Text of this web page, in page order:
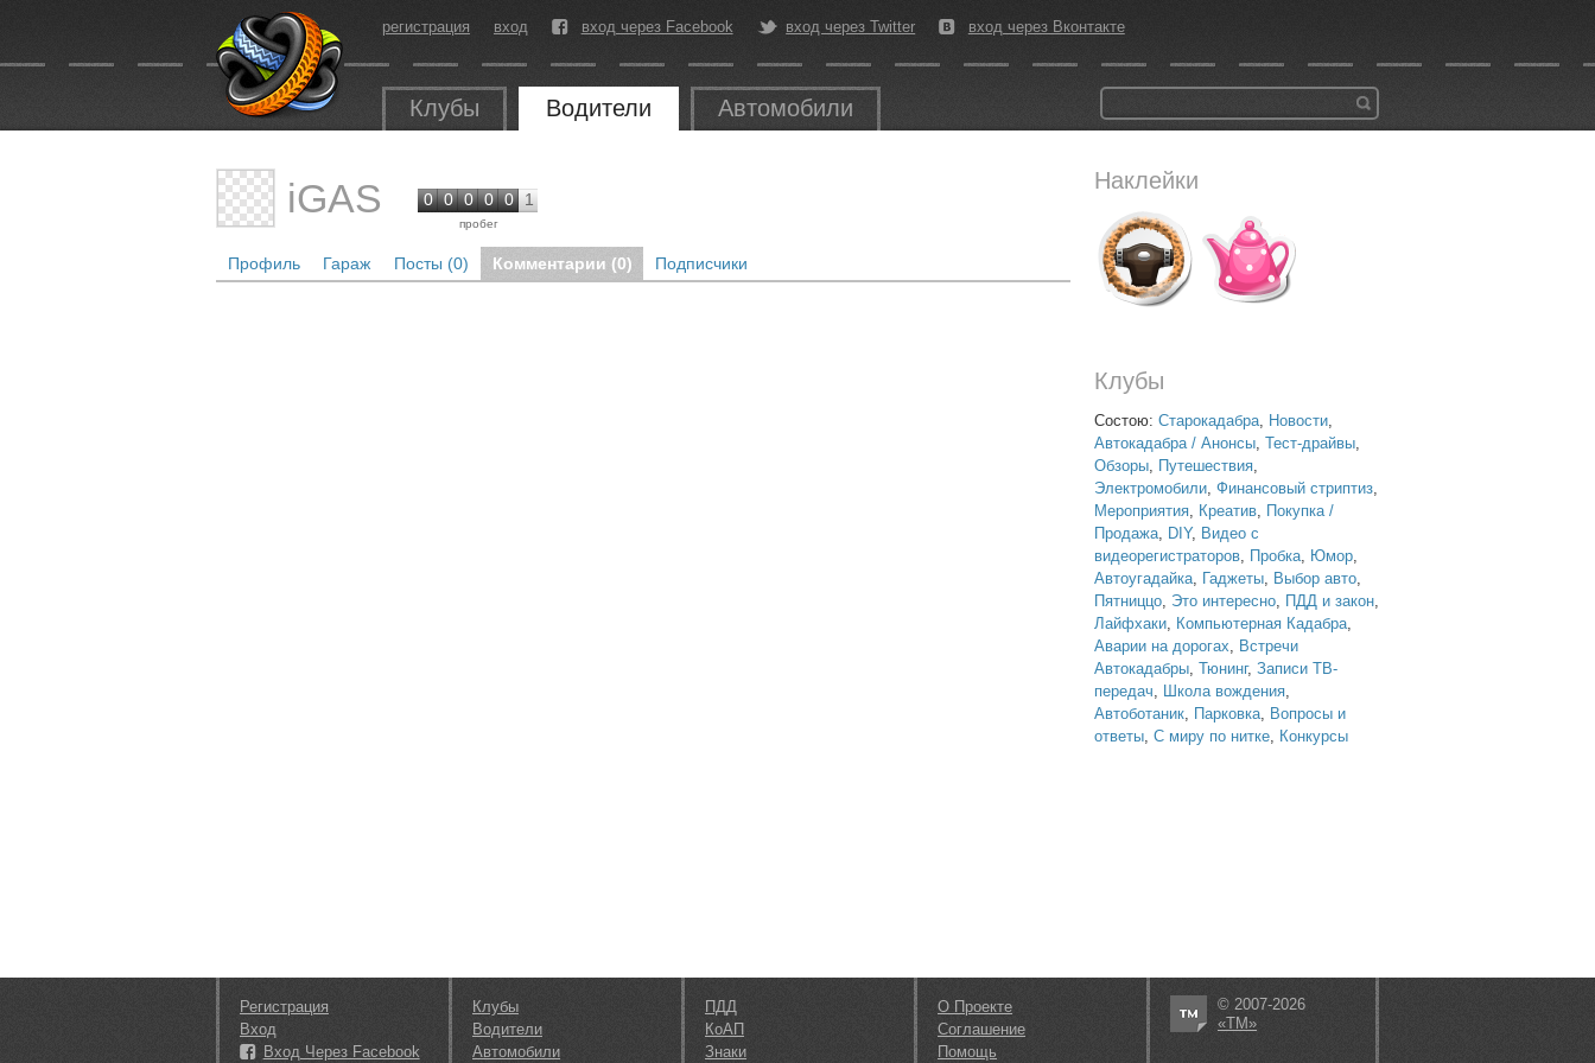
регистрация вход вход через Facebook вход через Twitter вход через Вконтакте
Клубы Водители Автомобили
Наклейки
Клубы
Состою: Старокадабра, Новости,
Автокадабра / Анонсы, Тест-драйвы,
Обзоры, Путешествия,
Электромобили, Финансовый стриптиз,
Мероприятия, Креатив, Покупка /
Продажа, DIY, Видео с
видеорегистраторов, Пробка, Юмор,
Автоугадайка, Гаджеты, Выбор авто,
Пятниццо, Это интересно, ПДД и закон,
Лайфхаки, Компьютерная Кадабра,
Аварии на дорогах, Встречи
Автокадабры, Тюнинг, Записи ТВ-
передач, Школа вождения,
Автоботаник, Парковка, Вопросы и
ответы, С миру по нитке, Конкурсы
iGAS 0 0 0 0 0 1
пробег
Профиль Гараж Посты (0) Комментарии (0) Подписчики
Регистрация
Вход
Вход Через Facebook
Клубы
Водители
Автомобили
ПДД
КоАП
Знаки
О Проекте
Соглашение
Помощь
© 2007-2026
«ТМ»